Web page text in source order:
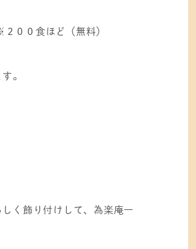
００食ほど（無料）
。
く飾り付けして、為楽庵一